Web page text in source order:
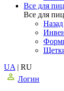
Все для
Все для
Назад
UA | RU
Логин